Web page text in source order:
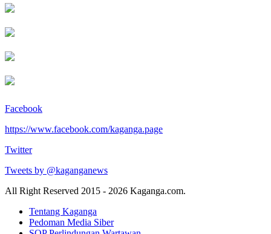
Facebook
https://www.facebook.com/kaganga.page
Twitter
Tweets by @kaganganews
All Right Reserved 2015 - 2026 Kaganga.com.
Tentang Kaganga
Pedoman Media Siber